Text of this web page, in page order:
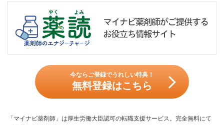
今ならご登録でうれしい特典！
無料登録はこちら
「マイナビ薬剤師」は厚生労働大臣認可の転職支援サービス。完全無料にて